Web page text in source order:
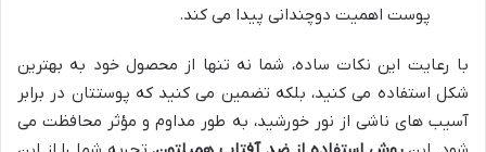
پوست اهمیت دوچندانی پیدا می کند.
با رعایت این نکات ساده، شما نه تنها از محصول خود به بهترین
شکل استفاده می کنید، بلکه تضمین می کنید که پوستتان در برابر
آسیب های ناشی از نور خورشید، به طور مداوم و مؤثر محافظت می